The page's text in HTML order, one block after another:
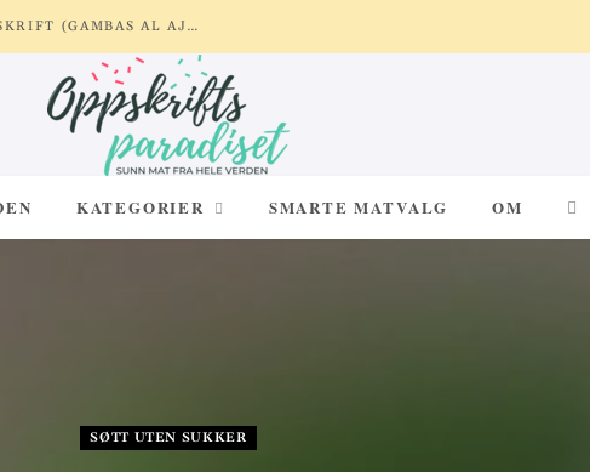
REKER MED HVITLØK OG SITRON – ENKEL OPPSKRIFT (GAMBAS AL AJILLO)
KATEGORIER SMARTE MATVALG OM
SØTT UTEN SUKKER